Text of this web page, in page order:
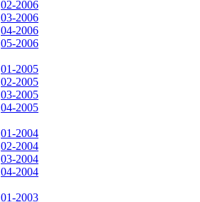
02-2006
03-2006
04-2006
05-2006
01-2005
02-2005
03-2005
04-2005
01-2004
02-2004
03-2004
04-2004
01-2003